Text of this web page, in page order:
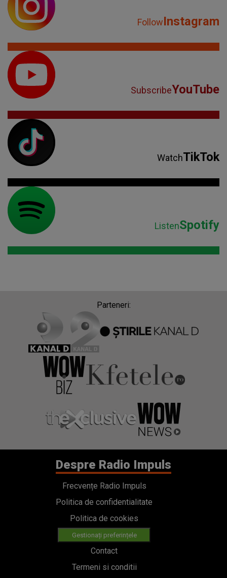
FollowInstagram
SubscribeYouTube
WatchTikTok
ListenSpotify
Parteneri:
Despre Radio Impuls
Frecvențe Radio Impuls
Politica de confidentialitate
Politica de cookies
Gestionați preferințele
Contact
Termeni si conditii